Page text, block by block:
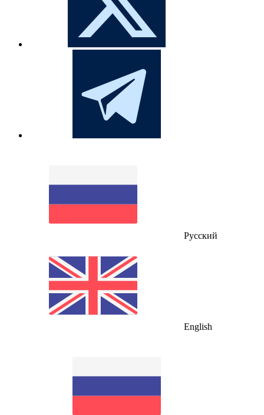
Русский
English